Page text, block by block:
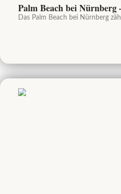
Palm Beach bei Nürnberg
Das Palm Beach bei Nürnberg